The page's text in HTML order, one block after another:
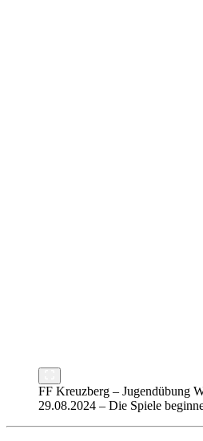
FF Kreuzberg – Jugendübung
29.08.2024 – Die Spiele